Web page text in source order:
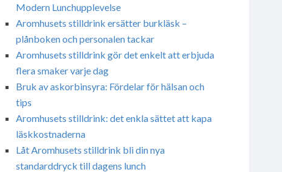
Modern Lunchupplevelse
Aromhusets stilldrink ersätter burkläsk –
plånboken och personalen tackar
Aromhusets stilldrink gör det enkelt att erbjuda
flera smaker varje dag
Bruk av askorbinsyra: Fördelar för hälsan och
tips
Aromhusets stilldrink: det enkla sättet att kapa
läskkostnaderna
Låt Aromhusets stilldrink bli din nya
standarddryck till dagens lunch